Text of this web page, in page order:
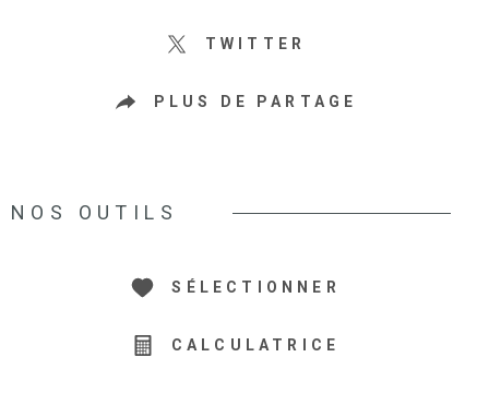
TWITTER
PLUS DE PARTAGE
NOS OUTILS
SÉLECTIONNER
CALCULATRICE